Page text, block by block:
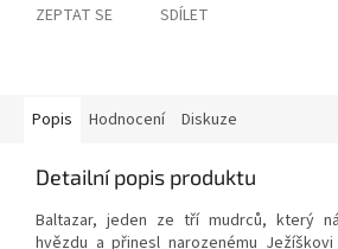
ZEPTAT SE SDÍLET
Popis Hodnocení Diskuze
Detailní popis produktu
Baltazar, jeden ze tří mudrců, který
hvězdu a přinesl narozenému